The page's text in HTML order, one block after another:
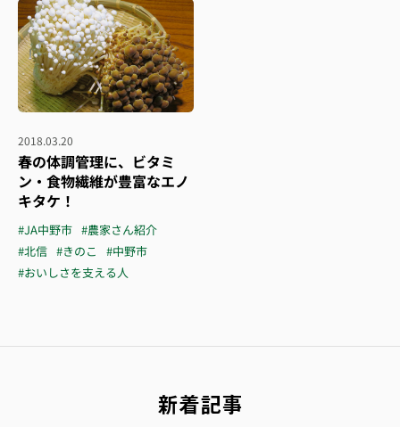
2018.03.20
春の体調管理に、ビタミ
ン・食物繊維が豊富なエノ
キタケ！
#JA中野市 #農家さん紹介
#北信 #きのこ
#中野市
#おいしさを支える人
新着記事